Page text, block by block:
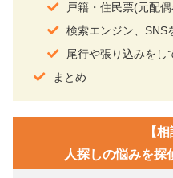
戸籍・住民票(元配
検索エンジン、SNS
尾行や張り込みをし
まとめ
【
人探しの悩みを探